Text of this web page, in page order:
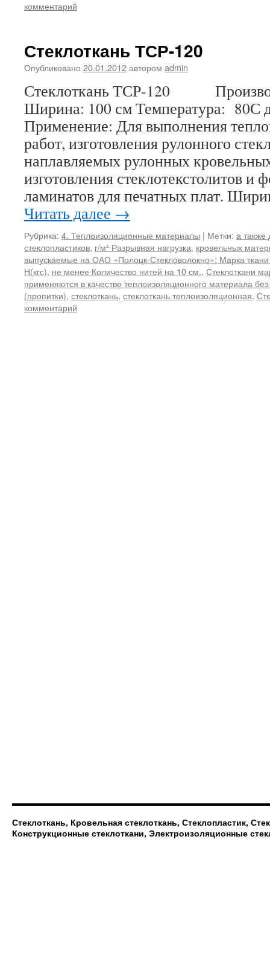
комментарий
Стеклоткань ТСР-120
Опубликовано 20.01.2012автором admin
Стеклоткань ТСР-120
Ширина: 100 см Температура: 80С
Применение: Для выполнения
работ, изготовления рулонного
наплавляемых рулонных
изготовления стеклотекстолитов и
ламинатов для печатных плат.
Читать далее →
Рубрика: 4. Теплоизоляционные материалы | Метки: а также
стеклопластиков, г/м² Разрывная нагрузка, кровельных
выпускаемые на ОАО «Полоцк-Стекловолокно»: Марка
Н(кгс), не менее Количество нитей на 10 см., Стеклоткани
применяются в качестве теплоизоляционного материала
(пропитки), стеклоткань, стеклоткань теплоизоляционная,
комментарий
Стеклоткань, Кровельная стеклоткань, Стеклопластик,
Конструкционные стеклоткани, Электроизоляционные